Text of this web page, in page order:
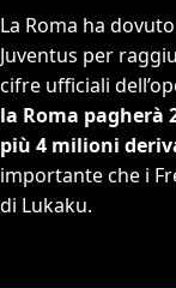
La Roma ha
Juventus per
cifre ufficiali
la Roma pagherà
più 4 milioni
importante che i
di Lukaku.